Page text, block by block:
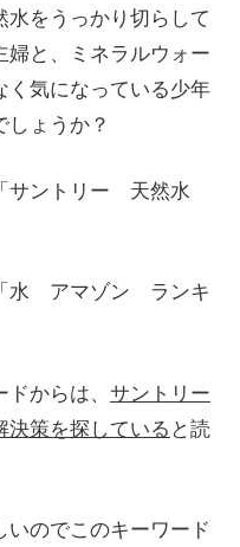
をうっかり切らして
婦と、ミネラルウォー
く気になっている少年
ょうか？
サントリー 天然水
水 アマゾン ランキ
からは、 サントリー
策を探している と読
のでこのキーワード